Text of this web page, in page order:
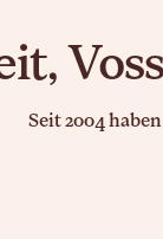
Seit 2004